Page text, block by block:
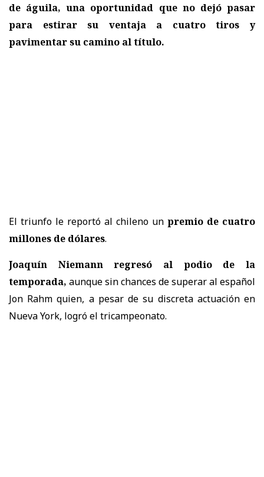
de águila, una oportunidad que no dejó pasar
para estirar su ventaja a cuatro tiros y
pavimentar su camino al título.
El triunfo le reportó al chileno un premio de cuatro
millones de dólares.
Joaquín Niemann regresó al podio de la
temporada, aunque sin chances de superar al español
Jon Rahm quien, a pesar de su discreta actuación en
Nueva York, logró el tricampeonato.